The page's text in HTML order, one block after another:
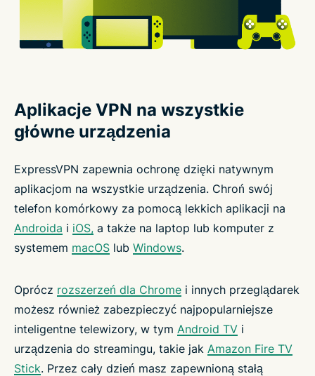
Aplikacje VPN na wszystkie
główne urządzenia
ExpressVPN zapewnia ochronę dzięki natywnym
aplikacjom na wszystkie urządzenia. Chroń swój
telefon komórkowy za pomocą lekkich aplikacji na
Androida i iOS, a także na laptop lub komputer z
systemem macOS lub Windows.
Oprócz rozszerzeń dla Chrome i innych przeglądarek
możesz również zabezpieczyć najpopularniejsze
inteligentne telewizory, w tym Android TV i
urządzenia do streamingu, takie jak Amazon Fire TV
Stick. Przez cały dzień masz zapewnioną stałą